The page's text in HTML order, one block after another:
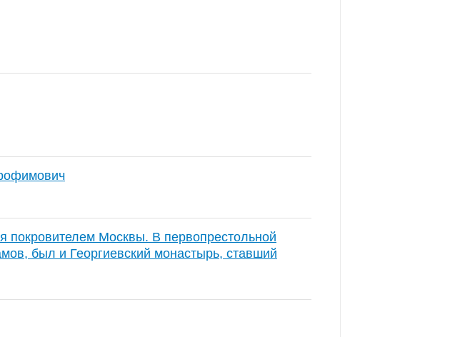
покровителем Москвы. В первопрестольной
был и Георгиевский монастырь, ставший